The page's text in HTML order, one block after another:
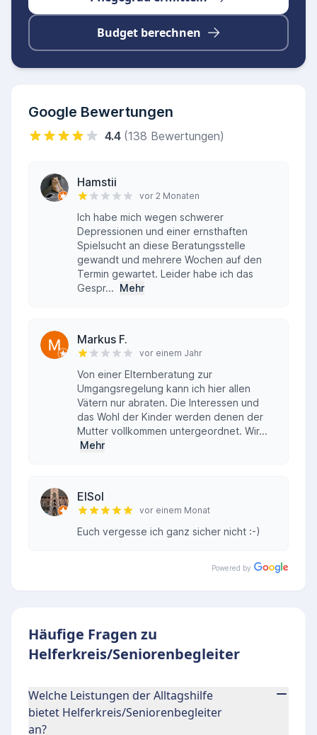
Unterstützung im Alter. Daneben stellt das
Landratsamt Dachau zahlreiche Informations-
und Beratungsangebote zur Verfügung, die auf
derWebsite des Landratsamts Dachau
und bundesweiten Pflege- und
Seniorenberatungsstellen bieten ergänzend
weiterführende Hilfe und Fördermöglichkeiten
Budget berechnen
Google Bewertungen
4.4 (138 Bewertungen)
Hamstii
vor 2 Monaten
Ich habe mich wegen schwerer
Depressionen und einer ernsthaften
Spielsucht an diese Beratungsstelle
gewandt und mehrere Wochen auf den
Termin gewartet. Leider habe ich das
Gespr... Mehr
Markus F.
vor einem Jahr
Von einer Elternberatung zur
Umgangsregelung kann ich hier allen
Vätern nur abraten. Die Interessen und
das Wohl der Kinder werden denen der
Mutter vollkommen untergeordnet. Wir...
Mehr
ElSol
vor einem Monat
Euch vergesse ich ganz sicher nicht :-)
Powered by
Häufige Fragen zu
Helferkreis/Seniorenbegleiter
Welche Leistungen der Alltagshilfe
bietet Helferkreis/Seniorenbegleiter
an?